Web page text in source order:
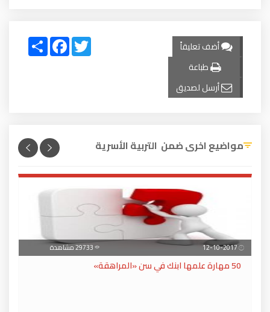
أضف تعليقاً
طباعة
أرسل لصديق
Share
FacebookTwitter
مواضيع اخرى ضمن التربية الأسرية
12-10-2017
50 مهارة علمها ابنك في سن «المراهقة»